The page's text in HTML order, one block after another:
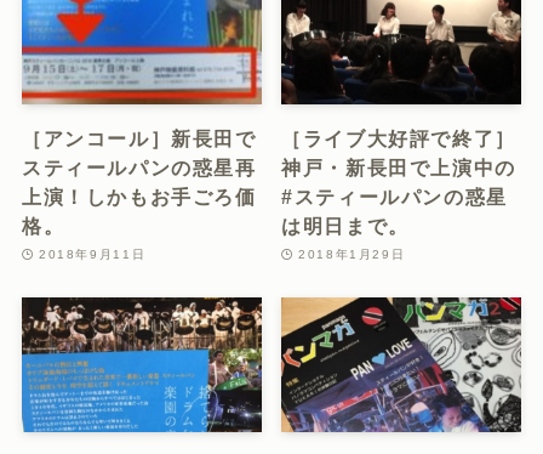
［アンコール］新長田で
スティールパンの惑星再
上演！しかもお手ごろ価
格。
2018年9月11日
［ライブ大好評で終了］
神戸・新長田で上演中の
#スティールパンの惑星
は明日まで。
2018年1月29日